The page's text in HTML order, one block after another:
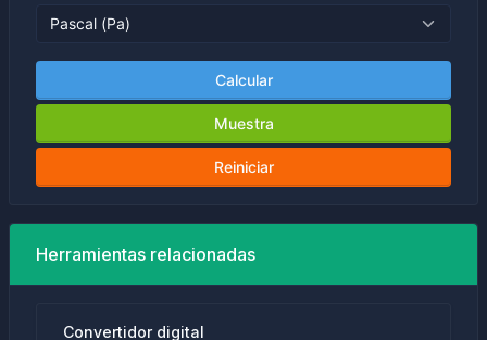
Calcular
Muestra
Reiniciar
Herramientas relacionadas
Convertidor digital